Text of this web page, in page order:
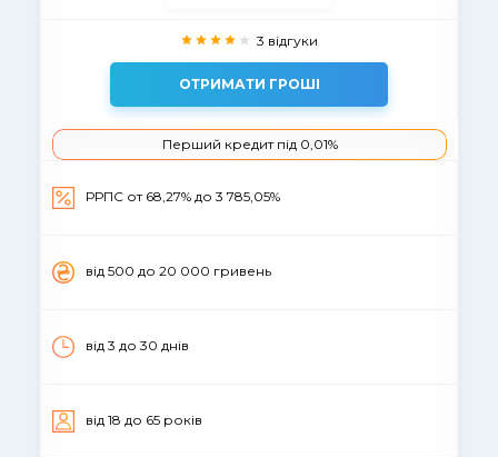
3 відгуки
ОТРИМАТИ ГРОШІ
Перший кредит під 0,01%
РРПС от 68,27% до 3 785,05%
вiд 500 до 20 000 гривень
від 3 до 30 днів
вiд 18 до 65 рокiв